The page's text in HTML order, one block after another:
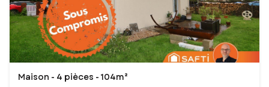
Maison - 4 pièces - 104m²